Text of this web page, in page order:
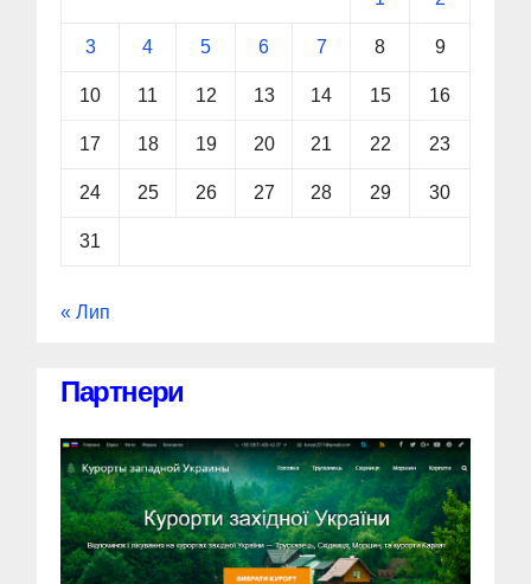
3 4 5 6 7 8 9
10 11 12 13 14 15 16
17 18 19 20 21 22 23
24 25 26 27 28 29 30
31
« Лип
Партнери